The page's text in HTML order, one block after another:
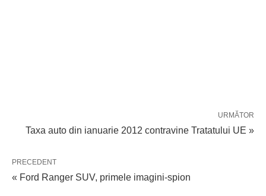
URMĂTOR
Taxa auto din ianuarie 2012 contravine Tratatului UE »
PRECEDENT
« Ford Ranger SUV, primele imagini-spion